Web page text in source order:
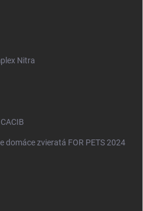
Nitra
zvieratá FOR PETS 2024